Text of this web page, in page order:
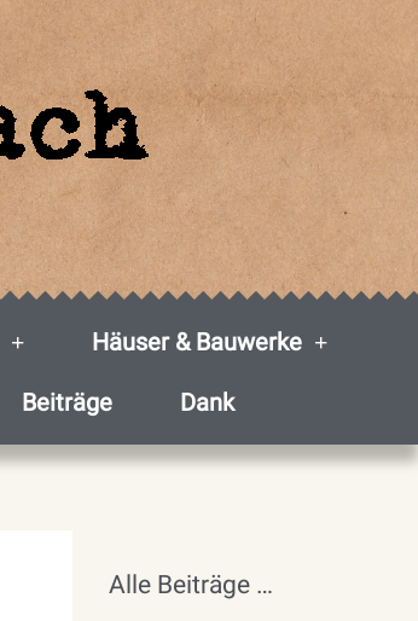
Häuser & Bauwerke
Beiträge Dank
Alle Beiträge …